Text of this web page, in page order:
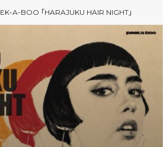
A-BOO 「HARAJUKU HAIR NIGHT」